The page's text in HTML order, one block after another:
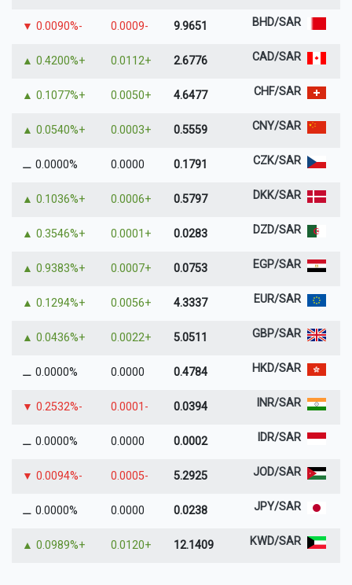
BHD/SAR
9.9651
-0.0009
-0.0090%
▼
CAD/SAR
2.6776
+0.0112
+0.4200%
▲
CHF/SAR
4.6477
+0.0050
+0.1077%
▲
CNY/SAR
0.5559
+0.0003
+0.0540%
▲
CZK/SAR
0.1791
0.0000
0.0000%
⚊
DKK/SAR
0.5797
+0.0006
+0.1036%
▲
DZD/SAR
0.0283
+0.0001
+0.3546%
▲
EGP/SAR
0.0753
+0.0007
+0.9383%
▲
EUR/SAR
4.3337
+0.0056
+0.1294%
▲
GBP/SAR
5.0511
+0.0022
+0.0436%
▲
HKD/SAR
0.4784
0.0000
0.0000%
⚊
INR/SAR
0.0394
-0.0001
-0.2532%
▼
IDR/SAR
0.0002
0.0000
0.0000%
⚊
JOD/SAR
5.2925
-0.0005
-0.0094%
▼
JPY/SAR
0.0238
0.0000
0.0000%
⚊
KWD/SAR
12.1409
+0.0120
+0.0989%
▲